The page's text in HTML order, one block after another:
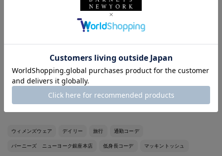
首元のスッキリとしたミディアム丈のコートです。
Aラインのシルエットはロングスカートやパンツとも相性が良く、
サイズは6を着用しています。
普段のサイズはMサイズです。
ウィメンズウェア デイリー 旅行 通勤コーデ
バーニーズ ニューヨーク銀座本店 低身長コーデ マッキントッシュ